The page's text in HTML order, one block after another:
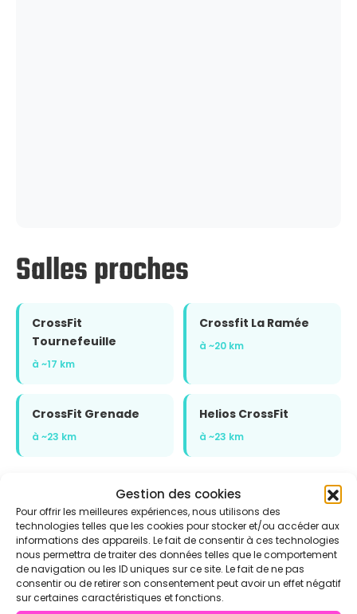
Gestion des cookies
Pour offrir les meilleures expériences, nous utilisons des
technologies telles que les cookies pour stocker et/ou accéder aux
informations des appareils. Le fait de consentir à ces technologies
nous permettra de traiter des données telles que le comportement
de navigation ou les ID uniques sur ce site. Le fait de ne pas
consentir ou de retirer son consentement peut avoir un effet négatif
sur certaines caractéristiques et fonctions.
Salles proches
CrossFit
Tournefeuille
à ~17 km
Crossfit La Ramée
à ~20 km
CrossFit Grenade
à ~23 km
Helios CrossFit
à ~23 km
Voir l'annuaire complet sur CrossFit.com →